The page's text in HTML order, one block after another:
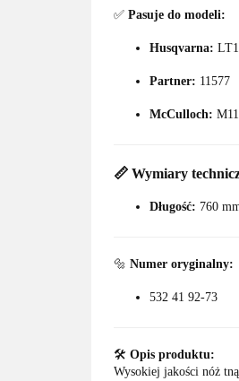
✅ Pasuje do modeli:
Husqvarna:
Partner: 11577
McCulloch:
📏 Wymiary
Długość: 760
🔩 Numer oryginalny:
532 41 92-73
🛠️ Opis produktu:
Wysokiej jakości nóż